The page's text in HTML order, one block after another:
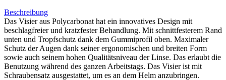
Beschreibung
Das Visier aus Polycarbonat hat ein innovatives Design mit
beschlagfreier und kratzfester Behandlung. Mit schnittfesterem Rand
unten und Tropfschutz dank dem Gummiprofil oben. Maximaler
Schutz der Augen dank seiner ergonomischen und breiten Form
sowie auch seinem hohen Qualitätsniveau der Linse. Das erlaubt die
Benutzung während des ganzen Arbeitstags. Das Visier ist mit
Schraubensatz ausgestattet, um es an dem Helm anzubringen.